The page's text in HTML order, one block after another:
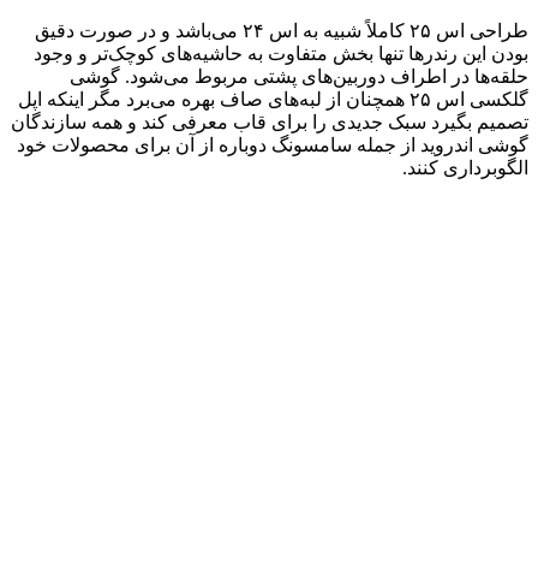
طراحی اس ۲۵ کاملاً شبیه به اس ۲۴ می‌باشد و در صورت دقیق
بودن این رندرها تنها بخش متفاوت به حاشیه‌های کوچک‌تر و وجود
حلقه‌ها در اطراف دوربین‌های پشتی مربوط می‌شود. گوشی
گلکسی اس ۲۵ همچنان از لبه‌های صاف بهره می‌برد مگر اینکه اپل
تصمیم بگیرد سبک جدیدی را برای قاب معرفی کند و همه سازندگان
گوشی اندروید از جمله سامسونگ دوباره از آن برای محصولات خود
الگوبرداری کنند.